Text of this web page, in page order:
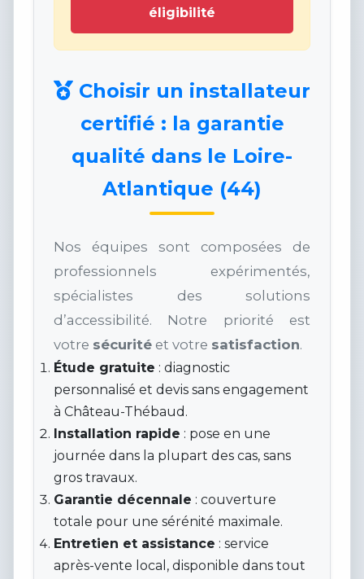
éligibilité
Choisir un installateur
certifié : la garantie
qualité dans le Loire-
Atlantique (44)
Nos équipes sont composées de
professionnels expérimentés,
spécialistes des solutions
d’accessibilité. Notre priorité est
votre sécurité et votre satisfaction.
Étude gratuite : diagnostic
personnalisé et devis sans engagement
à Château-Thébaud.
Installation rapide : pose en une
journée dans la plupart des cas, sans
gros travaux.
Garantie décennale : couverture
totale pour une sérénité maximale.
Entretien et assistance : service
après-vente local, disponible dans tout